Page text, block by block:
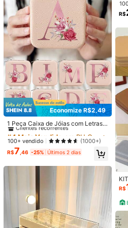
Pequeno
0%
Tamanho Real
y***u
中の仕切りは安っぽいけど、外は結
Detalhes Do Produto
Material: Madeira
Veja mais
GZJinxin
4,73 101 Seguidores
4,73 101 Seguidores
4,73 101 Seguidores
1 dia atrás
4,73 101 Seguidores
10K Vendido recentemente
Você Também Pode Gostar
Economize R$2,49
1 Peça Caixa de Jóias com Letras d
e A a Z, Caixa de Armazenamento
de Anéis, Caixa de Armazenamento
de Colares, Presentes para Menina
s, Presentes para Madrinhas, Prese
ntes para Mãe, Caixa de Jóias Bran
ca, Caixa de Jóias Rosa
#4 Mais Vendido em PU Couro Caixas de joias
Clientes recorrentes
#4 Mais Vendido
Clientes recorrentes
#4 Mais Vendido
Clientes recorrentes
#4 Mais Vendido em PU Couro Caixas de joias
100+ vendido (1000+)
R$7 ,46 -25% Últimos 2 dias
r
R$
R$